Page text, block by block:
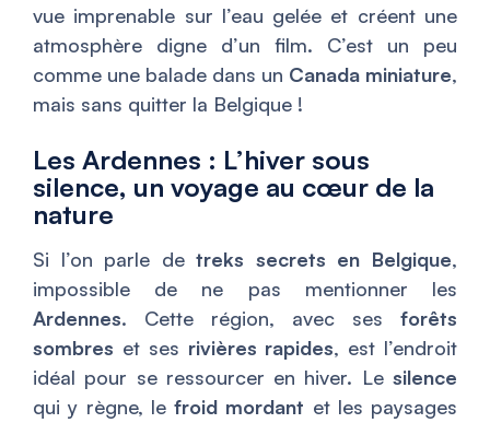
vue imprenable sur l’eau gelée et créent une
atmosphère digne d’un film. C’est un peu
comme une balade dans un Canada miniature,
mais sans quitter la Belgique !
Les Ardennes : L’hiver sous
silence, un voyage au cœur de la
nature
Si l’on parle detreks secrets en Belgique,
impossible de ne pas mentionner les
Ardennes. Cette région, avec ses forêts
sombres et ses rivières rapides, est l’endroit
idéal pour se ressourcer en hiver. Le silence
qui y règne, le froid mordant et les paysages